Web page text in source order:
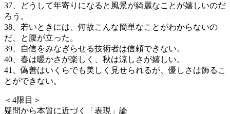
37、どうして年寄りになると風景が綺麗なことが嬉しいのだ
ろう。
38、若いときには、何故こんな簡単なことがわからないの
だ、と腹が立った。
39、自信をみなぎらせる技術者は信頼できない。
40、春は暖かさが楽しく、秋は涼しさが嬉しい。
41、偽善はいくらでも美しく見せられるが、優しさは飾るこ
とができない。
＜4限目＞
疑問から本質に近づく「表現」論